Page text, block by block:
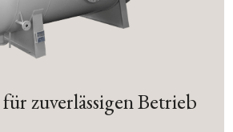
zuverlässigen Betrieb